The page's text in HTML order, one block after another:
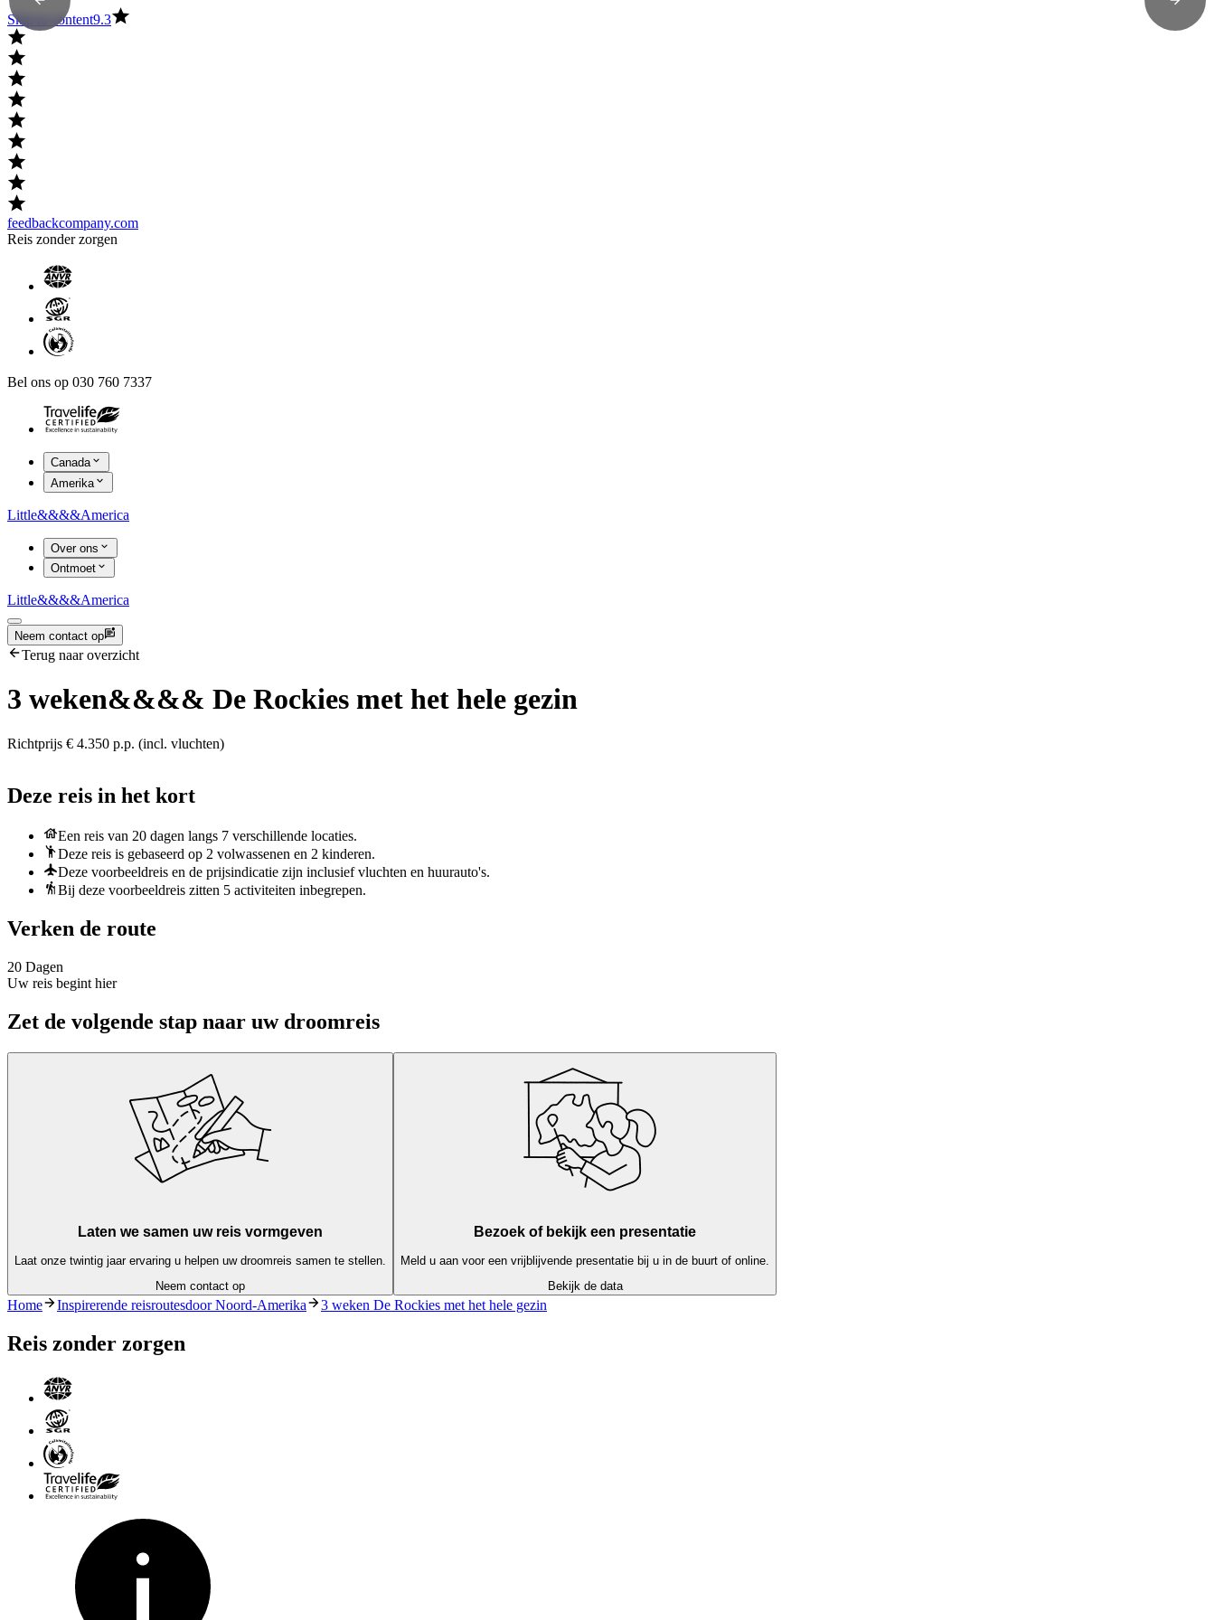
Skip to content9.3
feedbackcompany.com
Reis zonder zorgen
Bel ons op 030 760 7337
Canada
Amerika
Little&&&&America
Over ons
Ontmoet
Little&&&&America
Neem contact op
Terug naar overzicht
3 weken&&&& De Rockies met het hele gezin
Richtprijs € 4.350 p.p. (incl. vluchten)
Deze reis in het kort
Een reis van 20 dagen langs 7 verschillende locaties.
Deze reis is gebaseerd op 2 volwassenen en 2 kinderen.
Deze voorbeeldreis en de prijsindicatie zijn inclusief vluchten en huurauto's.
Bij deze voorbeeldreis zitten 5 activiteiten inbegrepen.
Verken de route
20 Dagen
Uw reis begint hier
Zet de volgende stap naar uw droomreis
Laten we samen uw reis vormgeven
Laat onze twintig jaar ervaring u helpen uw droomreis samen te stellen.
Neem contact op
Bezoek of bekijk een presentatie
Meld u aan voor een vrijblijvende presentatie bij u in de buurt of online.
Bekijk de data
Home Inspirerende reisroutesdoor Noord-Amerika 3 weken De Rockies met het hele gezin
Reis zonder zorgen